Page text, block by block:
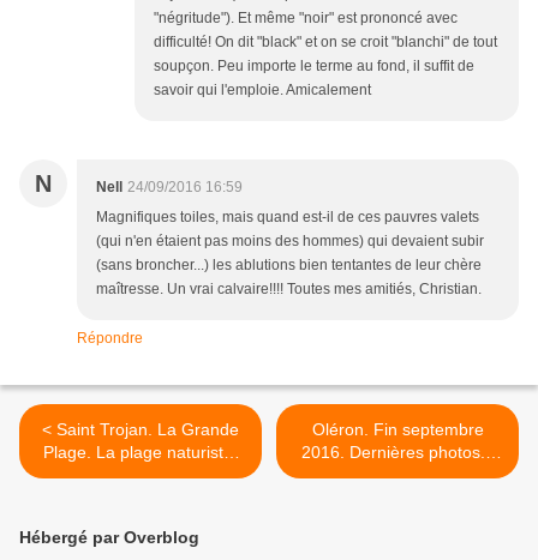
"négritude"). Et même "noir" est prononcé avec
difficulté! On dit "black" et on se croit "blanchi" de tout
soupçon. Peu importe le terme au fond, il suffit de
savoir qui l'emploie. Amicalement
N Nell
24/09/2016 16:59
Magnifiques toiles, mais quand est-il de ces pauvres valets
(qui n'en étaient pas moins des hommes) qui devaient subir
(sans broncher...) les ablutions bien tentantes de leur chère
maîtresse. Un vrai calvaire!!!! Toutes mes amitiés, Christian.
Répondre
< Saint Trojan. La Grande
Plage. La plage naturiste.
2016.
Oléron. Fin septembre
2016. Dernières photos...
avant le retour à
Hébergé par Overblog